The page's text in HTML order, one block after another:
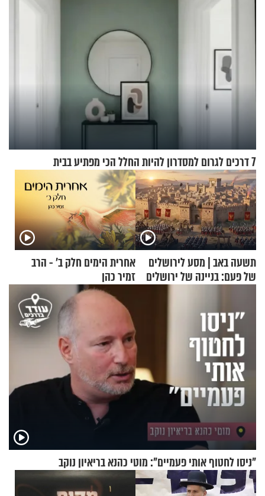
7 דרכים לגרום למסדרון להיות החלל הכי מפתיע בבית
תשעה באב | מסע לירושלים
של פעם: בניינה של ירושלים
אחרית הימים חלק ב’ - הרב
זמיר כהן
"ניסו לחטוף אותי פעמיים": מוטי כהנא בריאיון נוקב